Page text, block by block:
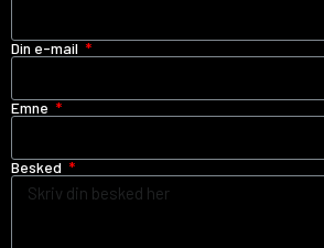
Din e-mail
Emne
Besked